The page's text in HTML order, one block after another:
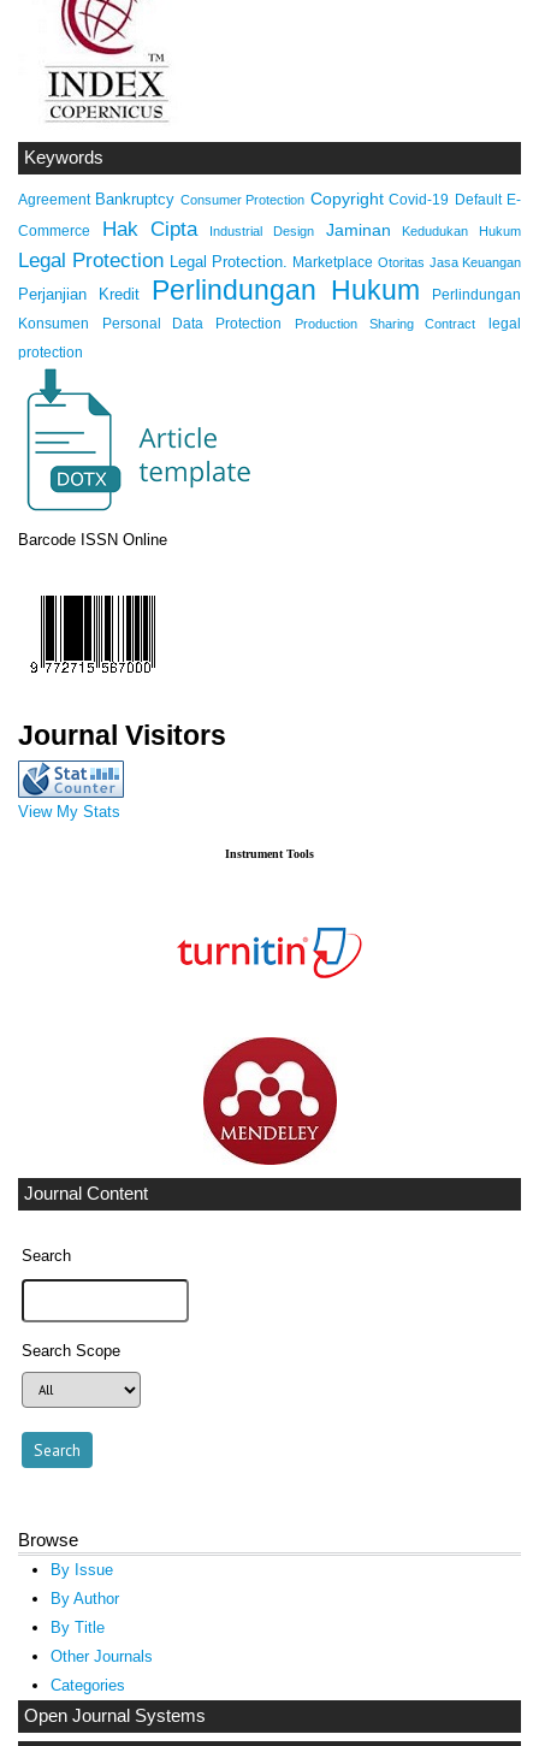
Barcode ISSN Online
Journal Visitors
View My Stats
Instrument Tools
Journal Content
Search
Search Scope
Browse
By Issue
By Author
By Title
Other Journals
Categories
Open Journal Systems
Keywords
Agreement Bankruptcy Consumer Protection Copyright Covid-19 Default E-
Commerce
Hak Cipta Industrial Design Jaminan Kedudukan Hukum
Legal Protection Legal Protection. Marketplace Otoritas Jasa Keuangan
Perjanjian Kredit Perlindungan Hukum
Perlindungan
Konsumen
Personal Data Protection Production Sharing Contract
legal
protection